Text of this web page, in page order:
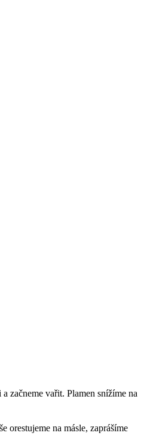
začneme vařit. Plamen snížíme na
na másle, zaprášíme